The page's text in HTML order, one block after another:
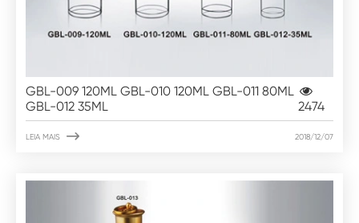
GBL-009 120ML GBL-010 120ML GBL-011 80ML
GBL-012 35ML
2474
LEIA MAIS  2018/12/07